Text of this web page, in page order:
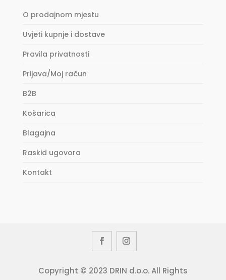
O prodajnom mjestu
Uvjeti kupnje i dostave
Pravila privatnosti
Prijava/Moj račun
B2B
Košarica
Blagajna
Raskid ugovora
Kontakt
Copyright © 2023 DRIN d.o.o. All Rights